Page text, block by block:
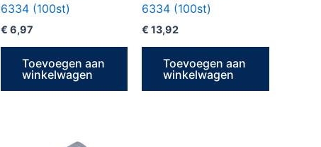
6334 (100st)
€ 6,97
Toevoegen aan
winkelwagen
6334 (100st)
€ 13,92
Toevoegen aan
winkelwagen